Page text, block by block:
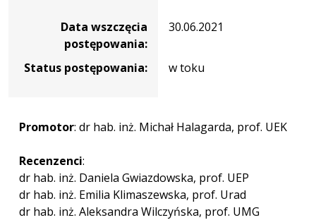
Data wszczęcia
postępowania:
30.06.2021
Status postępowania: w toku
Promotor: dr hab. inż. Michał Halagarda, prof. UEK
Recenzenci:
dr hab. inż. Daniela Gwiazdowska, prof. UEP
dr hab. inż. Emilia Klimaszewska, prof. Urad
dr hab. inż. Aleksandra Wilczyńska, prof. UMG